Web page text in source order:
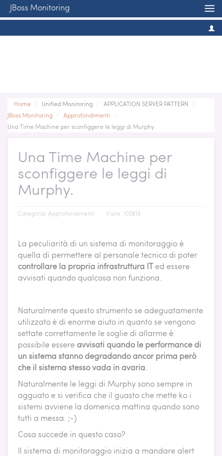
Home / Unified Monitoring / APPLICATION SERVER PATTERN
/
JBoss Monitoring / Approfondimenti
/
Una Time Machine per sconfiggere le leggi di Murphy.
Una Time Machine per
sconfiggere le leggi di
Murphy.
Categoria: Approfondimenti Visite: 102819
La peculiarità di un sistema di monitoraggio è
quella di permettere al personale tecnico di poter
controllare la propria infrastruttura ITed essere
avvisati quando qualcosa non funziona.
Naturalmente questo strumento se adeguatamente
utilizzato è di enorme aiuto in quanto se vengono
settate correttamente le soglie di allarme è
possibile essere avvisati quando le performance di
un sistema stanno degradando ancor prima però
che il sistema stesso vada in avaria
Naturalmente le leggi di Murphy sono sempre in
agguato e si verifica che il guasto che mette ko i
sistemi avviene la domenica mattina quando sono
tutti a messa. ;-)
Cosa succede in questo caso?
Il sistema di monitoraggio inizia a mandare alert
JBoss Monitoring